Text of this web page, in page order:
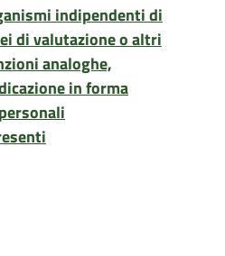
indipendenti di
di valutazione o altri
analoghe,
in forma